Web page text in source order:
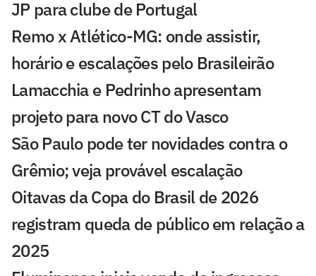
JP para clube de Portugal
Remo x Atlético-MG: onde assistir,
horário e escalações pelo Brasileirão
Lamacchia e Pedrinho apresentam
projeto para novo CT do Vasco
São Paulo pode ter novidades contra o
Grêmio; veja provável escalação
Oitavas da Copa do Brasil de 2026
registram queda de público em relação a
2025